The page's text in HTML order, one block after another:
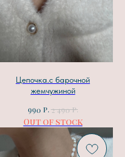
Цепочка.с барочной
жемчужиной
990 р. 2 490р.
Out of stock